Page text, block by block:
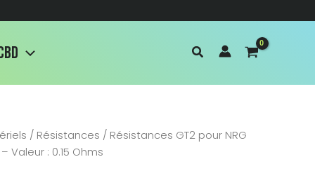
/ Résistances / Résistances GT2 pour NRG
Valeur : 0.15 Ohms